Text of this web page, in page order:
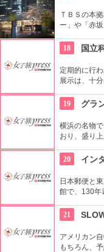
ＴＢＳの本
ー」や「赤
18
国立
定期的に行
展示は、十
とまちがい
19 グラ
横浜の名物
おり、盛り
労される、
20 イン
日本郵便と
館で、130年
ている。
21
アメリカン
もちろん、